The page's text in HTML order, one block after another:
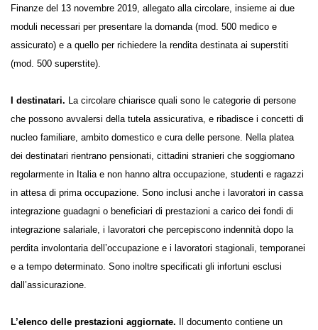
Finanze del 13 novembre 2019, allegato alla circolare, insieme ai due
moduli necessari per presentare la domanda (mod. 500 medico e
assicurato) e a quello per richiedere la rendita destinata ai superstiti
(mod. 500 superstite).
I destinatari. La circolare chiarisce quali sono le categorie di persone
che possono avvalersi della tutela assicurativa, e ribadisce i concetti di
nucleo familiare, ambito domestico e cura delle persone. Nella platea
dei destinatari rientrano pensionati, cittadini stranieri che soggiornano
regolarmente in Italia e non hanno altra occupazione, studenti e ragazzi
in attesa di prima occupazione. Sono inclusi anche i lavoratori in cassa
integrazione guadagni o beneficiari di prestazioni a carico dei fondi di
integrazione salariale, i lavoratori che percepiscono indennità dopo la
perdita involontaria dell’occupazione e i lavoratori stagionali, temporanei
e a tempo determinato. Sono inoltre specificati gli infortuni esclusi
dall’assicurazione.
L’elenco delle prestazioni aggiornate.
Il documento contiene un